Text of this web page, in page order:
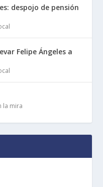
despojo de pensión
Felipe Ángeles a
la mira